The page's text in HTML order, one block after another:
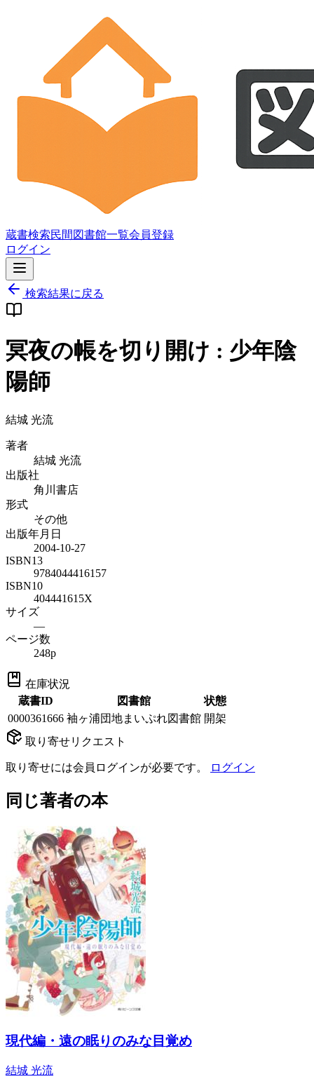
蔵書検索民間図書館一覧会員登録
ログイン
検索結果に戻る
冥夜の帳を切り開け : 少年陰
陽師
結城 光流
著者
結城 光流
出版社
角川書店
形式
その他
出版年月日
2004-10-27
ISBN13
9784044416157
ISBN10
404441615X
サイズ
—
ページ数
248p
在庫状況
蔵書ID
図書館
状態
0000361666 袖ヶ浦団地まいぷれ図書館 開架
取り寄せリクエスト
取り寄せには会員ログインが必要です。 ログイン
同じ著者の本
現代編・遠の眠りのみな目覚め
結城 光流